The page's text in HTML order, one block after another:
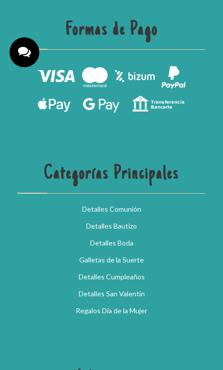
Formas de Pago
Categorías Principales
Detalles Comunión
Detalles Bautizo
Detalles Boda
Galletas de la Suerte
Detalles Cumpleaños
Detalles San Valentín
Regalos Día de la Mujer